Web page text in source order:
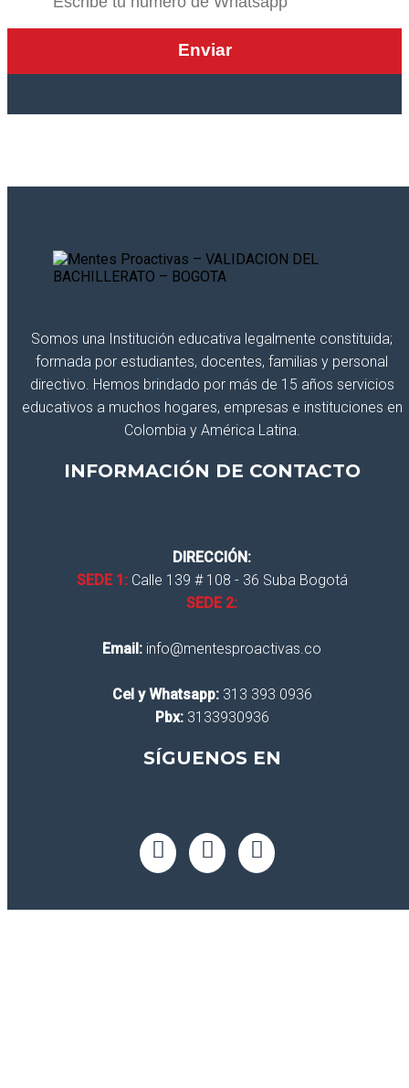
Somos una Institución educativa legalmente constituida;
formada por estudiantes, docentes, familias y personal
directivo. Hemos brindado por más de 15 años servicios
educativos a muchos hogares, empresas e instituciones en
Colombia y América Latina.
INFORMACIÓN DE CONTACTO
DIRECCIÓN:
SEDE 1:Calle 139 # 108 - 36 Suba Bogotá
SEDE 2:
Email: info@mentesproactivas.co
Cel y Whatsapp:313 393 0936
Pbx:3133930936
SÍGUENOS EN